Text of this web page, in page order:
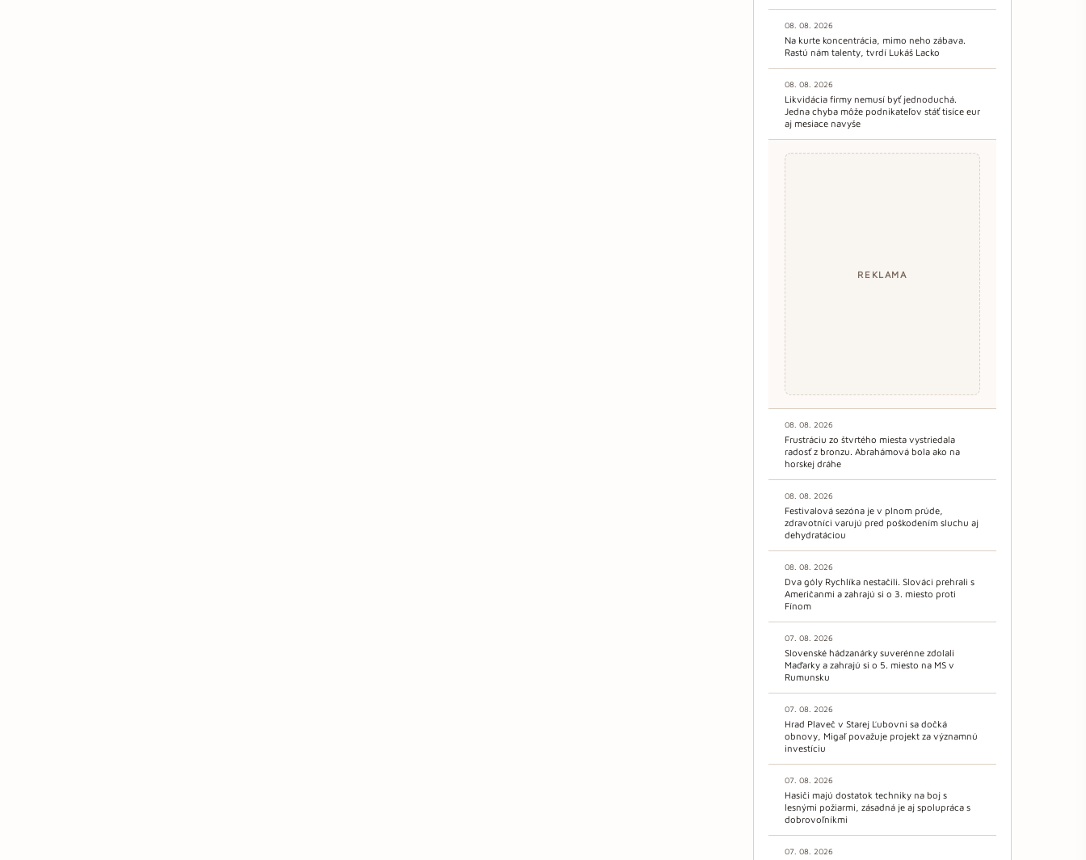
08. 08. 2026
Na kurte koncentrácia, mimo neho zábava.
Rastú nám talenty, tvrdí Lukáš Lacko
08. 08. 2026
Likvidácia firmy nemusí byť jednoduchá.
Jedna chyba môže podnikateľov stáť tisíce eur
aj mesiace navyše
REKLAMA
08. 08. 2026
Frustráciu zo štvrtého miesta vystriedala
radosť z bronzu. Abrahámová bola ako na
horskej dráhe
08. 08. 2026
Festivalová sezóna je v plnom prúde,
zdravotníci varujú pred poškodením sluchu aj
dehydratáciou
08. 08. 2026
Dva góly Rychlíka nestačili. Slováci prehrali s
Američanmi a zahrajú si o 3. miesto proti
Fínom
07. 08. 2026
Slovenské hádzanárky suverénne zdolali
Maďarky a zahrajú si o 5. miesto na MS v
Rumunsku
07. 08. 2026
Hrad Plaveč v Starej Ľubovni sa dočká
obnovy, Migaľ považuje projekt za významnú
investíciu
07. 08. 2026
Hasiči majú dostatok techniky na boj s
lesnými požiarmi, zásadná je aj spolupráca s
dobrovoľníkmi
07. 08. 2026